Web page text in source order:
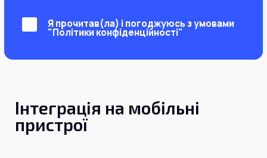
Я прочитав(ла) і погоджуюсь з умовами
"Політики конфіденційності"
Інтеграція на мобільні
пристрої